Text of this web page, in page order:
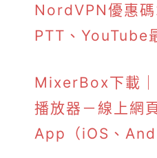
NordVPN優惠
PTT、YouTube
MixerBox下載
播放器－線上網
App（iOS、